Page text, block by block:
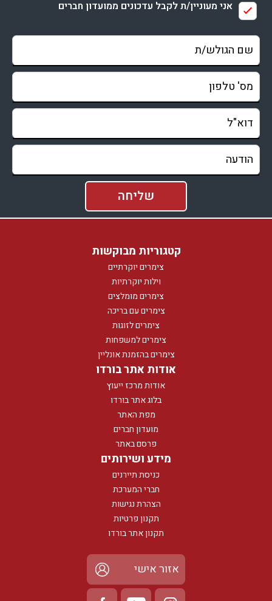
אני מעוניין/ת לקבל עדכונים ממועדון חברים
קטגוריות מבוקשות
צימרים יוקרתיים
וילות יוקרתיות
צימרים מומלצים
צימרים עם בריכה
צימרים לזוגות
צימרים למשפחות
צימרים בהזמנת אונליין
אודות אתר בורדו
אודות מרכז ייעוץ
בלוג אתר בורדו
מפת האתר
מועדון חברים
פרסם באתר
מידע ושירותים
כניסת תיירנים
חברי המערכת
הצהרת נגישות
תקנון פרטיות
תקנון אתר בורדו
אזור אישי